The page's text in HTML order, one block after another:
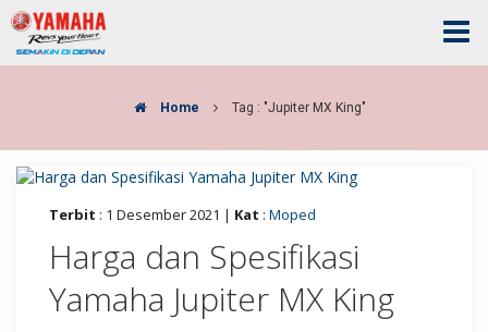
Home Tag : "Jupiter MX King"
Terbit : 1 Desember 2021 | Kat : Moped
Harga dan Spesifikasi
Yamaha Jupiter MX King